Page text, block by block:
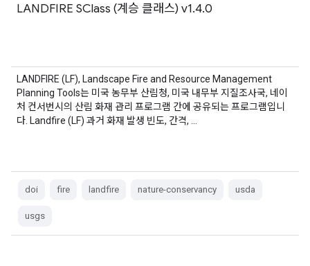
LANDFIRE SClass (계승 클래스) v1.4.0
LANDFIRE (LF), Landscape Fire and Resource Management
Planning Tools는 미국 농무부 산림청, 미국 내무부 지질조사국, 네이
처 컨서번시의 산림 화재 관리 프로그램 간에 공유되는 프로그램입니
다. Landfire (LF) 과거 화재 발생 빈도, 간격, …
doi fire landfire nature-conservancy usda
usgs